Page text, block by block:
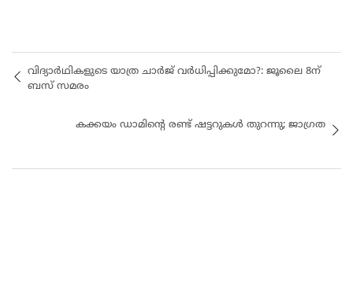
വിദ്യാര്‍ഥികളുടെ യാത്ര ചാർജ് വർധിപ്പിക്കുമോ?: ജൂലൈ 8ന്
ബസ് സമരം
കക്കയം ഡാമിന്റെ രണ്ട് ഷട്ടറുകൾ തുറന്നു; ജാഗ്രത